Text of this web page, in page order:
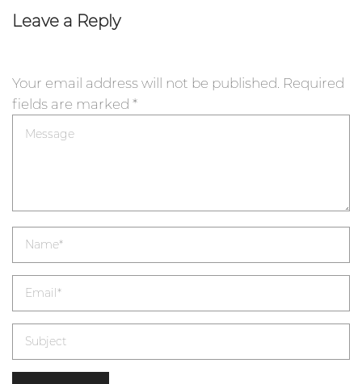
Leave a Reply
Your email address will not be published. Required
fields are marked *